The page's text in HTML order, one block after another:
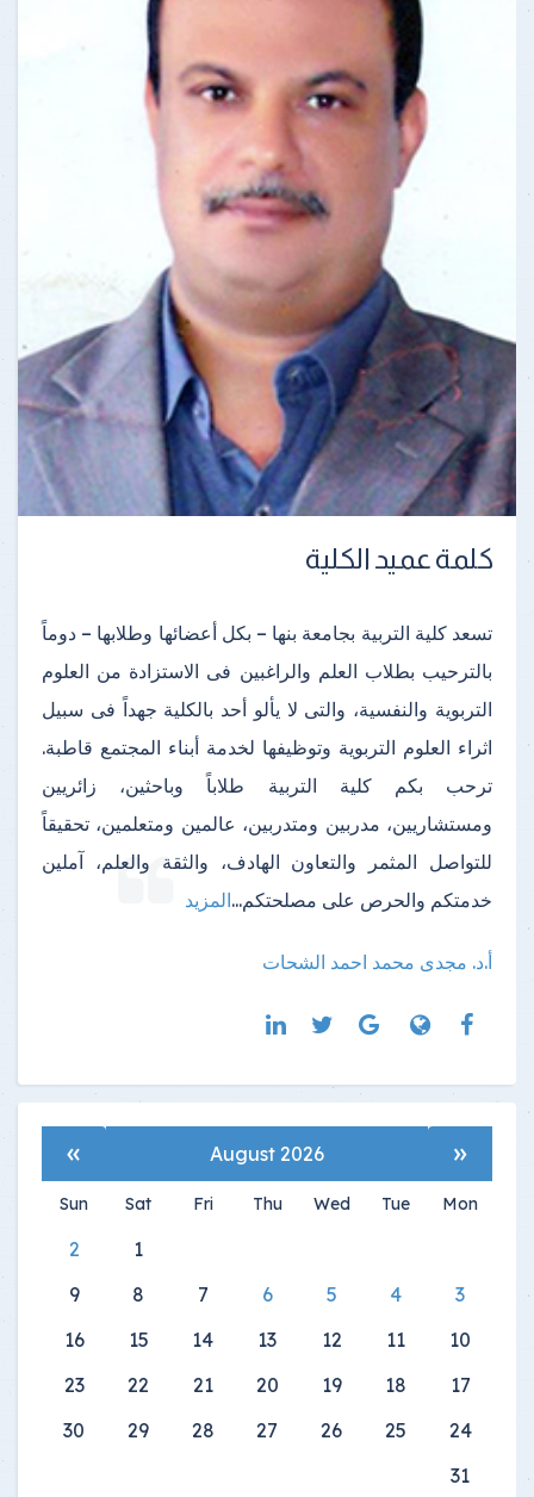
كلمة عميد الكلية
تسعد كلية التربية بجامعة بنها – بكل أعضائها وطلابها – دوماً
بالترحيب بطلاب العلم والراغبين فى الاستزادة من العلوم
التربوية والنفسية، والتى لا يألو أحد بالكلية جهداً فى سبيل
اثراء العلوم التربوية وتوظيفها لخدمة أبناء المجتمع قاطبة.
ترحب بكم كلية التربية طلاباً وباحثين، زائريين
ومستشاريين، مدربين ومتدربين، عالمين ومتعلمين، تحقيقاً
للتواصل المثمر والتعاون الهادف، والثقة والعلم، آملين
خدمتكم والحرص على مصلحتكم...المزيد
أ.د. مجدى محمد احمد الشحات
«
August 2026
»
Mon
Tue
Wed
Thu
Fri
Sat
Sun
1
2
3
4
5
6
7
8
9
10
11
12
13
14
15
16
17
18
19
20
21
22
23
24
25
26
27
28
29
30
31